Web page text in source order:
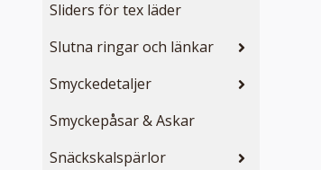
Sliders för tex läder
Slutna ringar och länkar
Smyckedetaljer
Smyckepåsar & Askar
Snäckskalspärlor